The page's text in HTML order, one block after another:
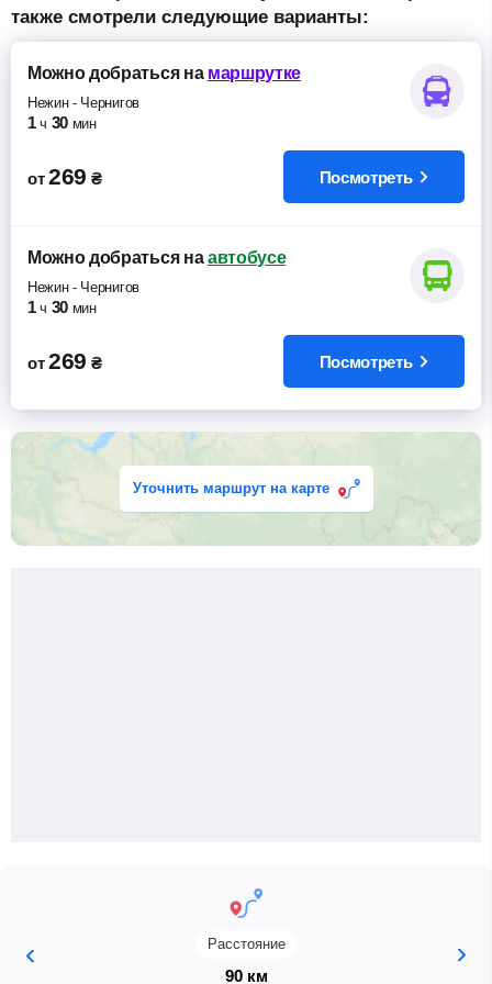
также смотрели следующие варианты:
Можно добратьсяна маршрутке
Нежин- Чернигов
1 ч 30 мин
от 269 ₴ Посмотреть
Можно добратьсяна автобусе
Нежин- Чернигов
1 ч 30 мин
от 269 ₴ Посмотреть
Уточнить маршрут на карте
Расстояние
90 км